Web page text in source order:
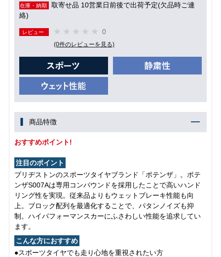
在庫・納期
取寄せ品 10営業日前後で出荷予定(欠品時ご連
絡)
レビュー 0
(0件のレビューを見る)
商品特徴
おすすめポイント!
注目のポイント
ブリヂストンのスポーツタイヤブランド「ポテンザ」。ポテ
ンザS007Aは専用コンパウンドを採用したことで高いハンド
リング性を実現。従来品よりもウェットブレーキ性能も向
上。ブロック配列を最適化することで、パタンノイズも抑
制。ハイパフォーマンスカーにふさわしい性能を追求してい
ます。
こんな方におすすめ
●スポーツタイヤでも走り心地を重視されたい方